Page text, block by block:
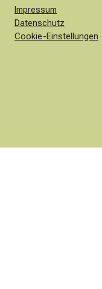
Impressum
Datenschutz
Cookie-Einstellungen